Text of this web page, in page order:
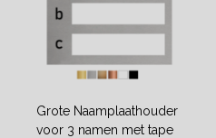
Grote Naamplaathouder
voor 3 namen met tape